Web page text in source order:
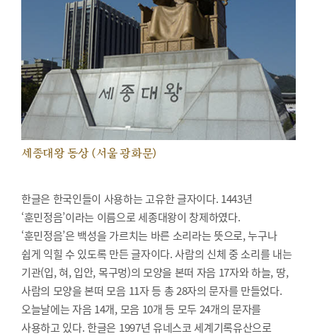
세종대왕 동상 (서울 광화문)
한글은 한국인들이 사용하는 고유한 글자이다. 1443년
‘훈민정음’이라는 이름으로 세종대왕이 창제하였다.
‘훈민정음’은 백성을 가르치는 바른 소리라는 뜻으로, 누구나
쉽게 익힐 수 있도록 만든 글자이다. 사람의 신체 중 소리를 내는
기관(입, 혀, 입안, 목구멍)의 모양을 본떠 자음 17자와 하늘, 땅,
사람의 모양을 본떠 모음 11자 등 총 28자의 문자를 만들었다.
오늘날에는 자음 14개, 모음 10개 등 모두 24개의 문자를
사용하고 있다. 한글은 1997년 유네스코 세계기록유산으로